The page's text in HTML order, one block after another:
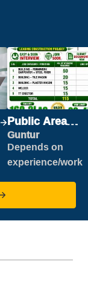
Public Area
Cleaner
Guntur
Depends on
experience/work